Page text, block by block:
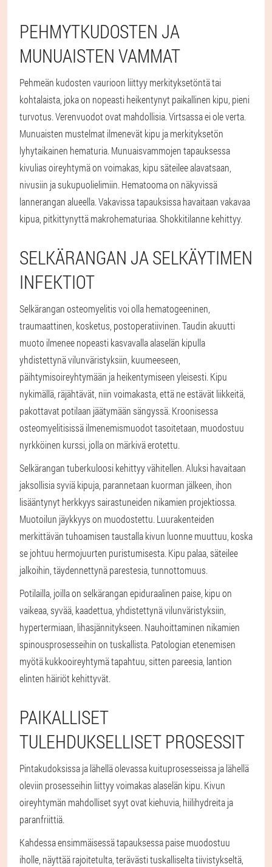
PEHMYTKUDOSTEN JA
MUNUAISTEN VAMMAT
Pehmeän kudosten vaurioon liittyy merkityksetöntä tai
kohtalaista, joka on nopeasti heikentynyt paikallinen kipu, pieni
turvotus. Verenvuodot ovat mahdollisia. Virtsassa ei ole verta.
Munuaisten mustelmat ilmenevät kipu ja merkityksetön
lyhytaikainen hematuria. Munuaisvammojen tapauksessa
kivulias oireyhtymä on voimakas, kipu säteilee alavatsaan,
nivusiin ja sukupuolielimiin. Hematooma on näkyvissä
lannerangan alueella. Vakavissa tapauksissa havaitaan vakavaa
kipua, pitkittynyttä makrohematuriaa. Shokkitilanne kehittyy.
SELKÄRANGAN JA SELKÄYTIMEN
INFEKTIOT
Selkärangan osteomyelitis voi olla hematogeeninen,
traumaattinen, kosketus, postoperatiivinen. Taudin akuutti
muoto ilmenee nopeasti kasvavalla alaselän kipulla
yhdistettynä vilunväristyksiin, kuumeeseen,
päihtymisoireyhtymään ja heikentymiseen yleisesti. Kipu
nykimällä, räjähtävät, niin voimakasta, että ne estävät liikkeitä,
pakottavat potilaan jäätymään sängyssä. Kroonisessa
osteomyelitisissä ilmenemismuodot tasoitetaan, muodostuu
nyrkköinen kurssi, jolla on märkivä erotettu.
Selkärangan tuberkuloosi kehittyy vähitellen. Aluksi havaitaan
jaksollisia syviä kipuja, parannetaan kuorman jälkeen, ihon
lisääntynyt herkkyys sairastuneiden nikamien projektiossa.
Muotoilun jäykkyys on muodostettu. Luurakenteiden
merkittävän tuhoamisen taustalla kivun luonne muuttuu, koska
se johtuu hermojuurten puristumisesta. Kipu palaa, säteilee
jalkoihin, täydennettynä parestesia, tunnottomuus.
Potilailla, joilla on selkärangan epiduraalinen paise, kipu on
vaikeaa, syvää, kaadettua, yhdistettynä vilunväristyksiin,
hypertermiaan, lihasjännitykseen. Nauhoittaminen nikamien
spinousprosesseihin on tuskallista. Patologian etenemisen
myötä kukkooireyhtymä tapahtuu, sitten pareesia, lantion
elinten häiriöt kehittyvät.
PAIKALLISET
TULEHDUKSELLISET PROSESSIT
Pintakudoksissa ja lähellä olevassa kuituprosesseissa ja lähellä
oleviin prosesseihin liittyy voimakas alaselän kipu. Kivun
oireyhtymän mahdolliset syyt ovat kiehuvia, hiilihydreita ja
paranfriittiä.
Kahdessa ensimmäisessä tapauksessa paise muodostuu
iholle, näyttää rajoitetulta, terävästi tuskalliselta tiivistykseltä,